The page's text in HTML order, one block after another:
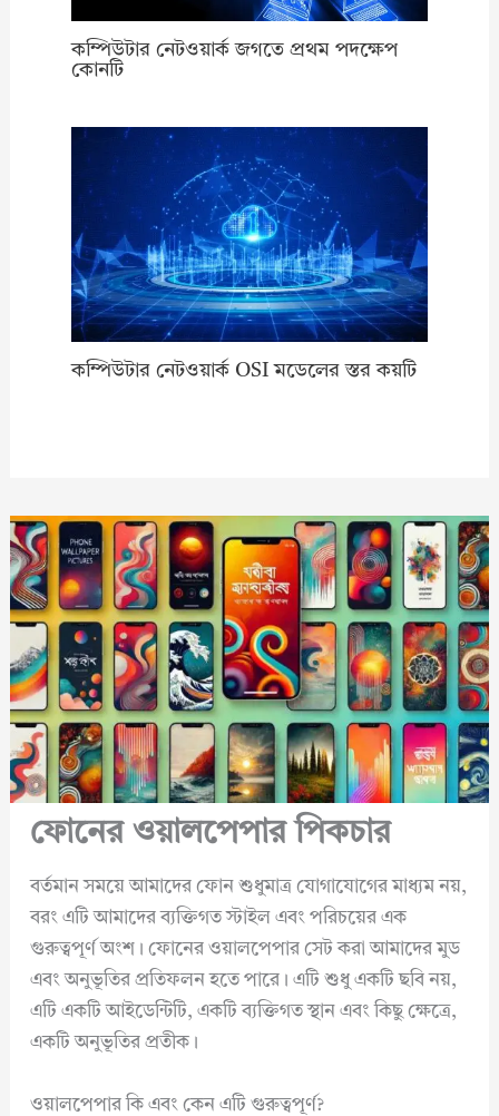
কম্পিউটার নেটওয়ার্ক জগতে প্রথম পদক্ষেপ
কোনটি
কম্পিউটার নেটওয়ার্ক OSI মডেলের স্তর কয়টি
ফোনের ওয়ালপেপার পিকচার
বর্তমান সময়ে আমাদের ফোন শুধুমাত্র যোগাযোগের মাধ্যম নয়,
বরং এটি আমাদের ব্যক্তিগত স্টাইল এবং পরিচয়ের এক
গুরুত্বপূর্ণ অংশ। ফোনের ওয়ালপেপার সেট করা আমাদের মুড
এবং অনুভূতির প্রতিফলন হতে পারে। এটি শুধু একটি ছবি নয়,
এটি একটি আইডেন্টিটি, একটি ব্যক্তিগত স্থান এবং কিছু ক্ষেত্রে,
একটি অনুভূতির প্রতীক।
ওয়ালপেপার কি এবং কেন এটি গুরুত্বপূর্ণ?